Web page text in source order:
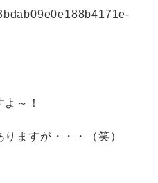
～！
ますが・・・（笑）